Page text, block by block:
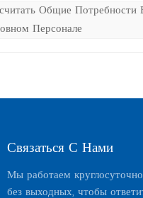
Общие Потребности
Персонале
Связаться С Нами
Мы работаем
без выходных, чтобы